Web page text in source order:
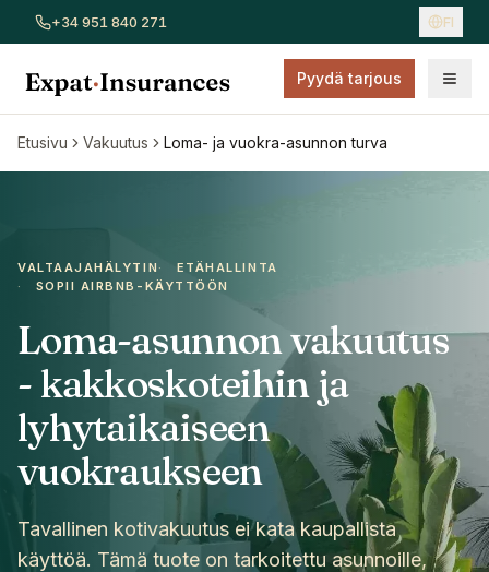
+34 951 840 271 FI
Pyydä tarjous
Etusivu Vakuutus Loma- ja vuokra-asunnon turva
VALTAAJAHÄLYTIN ·
ETÄHALLINTA
·
SOPII AIRBNB-KÄYTTÖÖN
Loma-asunnon vakuutus
- kakkoskoteihin ja
lyhytaikaiseen
vuokraukseen
Tavallinen kotivakuutus ei kata kaupallista
käyttöä. Tämä tuote on tarkoitettu asunnoille,